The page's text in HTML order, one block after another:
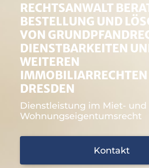
RECHTSANWALT
BESTELLUNG UND
VON
DIENSTBARKEITEN
WEITEREN
IMMOBILIARRECHTEN
DRESDEN
Dienstleistung im Miet- und
Wohnungseigentumsrecht
Kontakt